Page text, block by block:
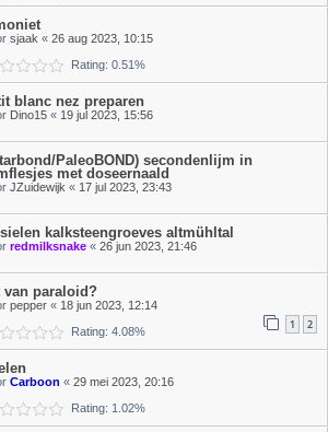
sjaak « 26 aug 2023, 10:15
Rating: 0.51%
blanc nez preparen
Dino15 « 19 jul 2023, 15:56
PaleoBOND) secondenlijm in
met doseernaald
JZuidewijk « 17 jul 2023, 23:43
kalksteengroeves altmühltal
redmilksnake « 26 jun 2023, 21:46
van paraloid?
pepper « 18 jun 2023, 12:14
1 2
Rating: 4.08%
Carboon « 29 mei 2023, 20:16
Rating: 1.02%